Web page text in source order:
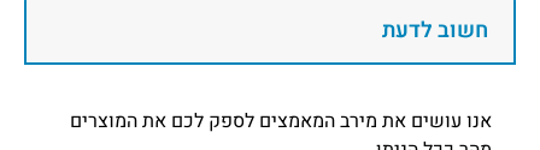
חשוב לדעת
אנו עושים את מירב המאמצים לספק לכם את המוצרים